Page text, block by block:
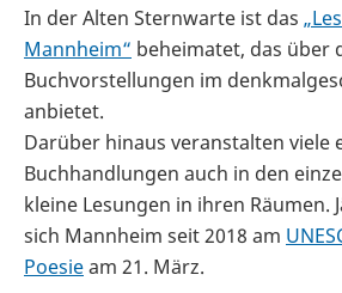
In der Alten Sternwarte ist das
Mannheim“ beheimatet, das über
Buchvorstellungen im
anbietet.
Darüber hinaus veranstalten viele
Buchhandlungen auch in den
kleine Lesungen in ihren Räumen.
sich Mannheim seit 2018 am
Poesieam 21. März.